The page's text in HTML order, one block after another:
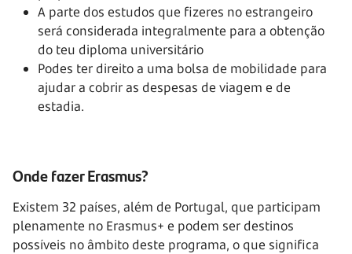
A parte dos estudos que fizeres no estrangeiro
será considerada integralmente para a obtenção
do teu diploma universitário
Podes ter direito a uma bolsa de mobilidade para
ajudar a cobrir as despesas de viagem e de
estadia.
Onde fazer Erasmus?
Existem 32 países, além de Portugal, que participam
plenamente no Erasmus+ e podem ser destinos
possíveis no âmbito deste programa, o que significa